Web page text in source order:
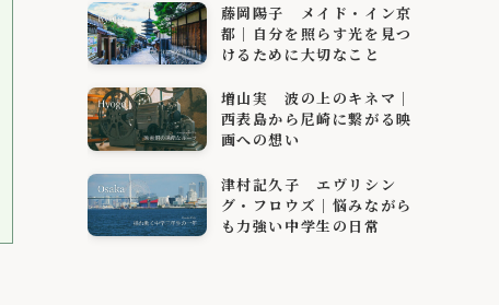
藤岡陽子 メイド・イン京
都｜自分を照らす光を見つ
けるために大切なこと
増山実 波の上のキネマ｜
西表島から尼崎に繋がる映
画への想い
津村記久子 エヴリシン
グ・フロウズ｜悩みながら
も力強い中学生の日常